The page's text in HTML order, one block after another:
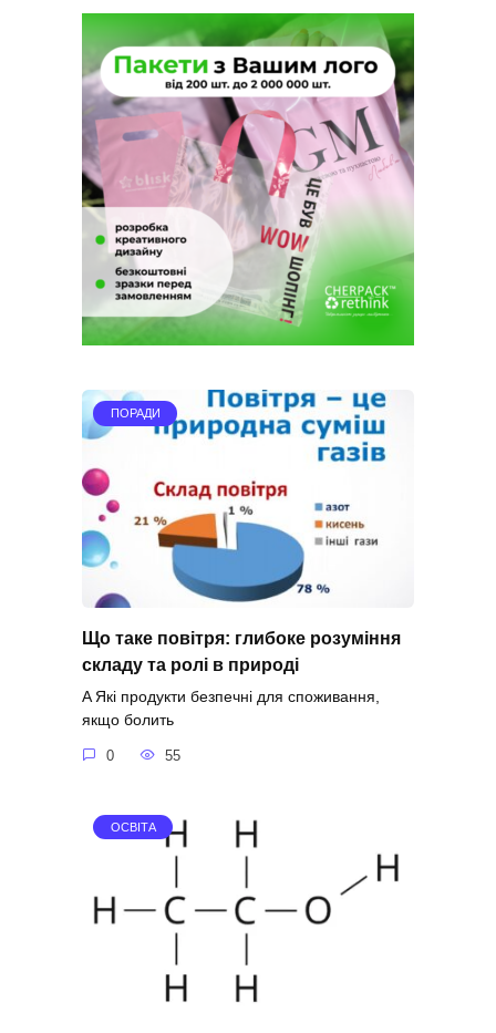
ПОРАДИ
Що таке повітря: глибоке розуміння
складу та ролі в природі
A Які продукти безпечні для споживання,
якщо болить
0 55
ОСВІТА